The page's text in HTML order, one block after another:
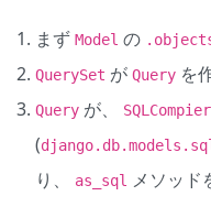
まず Model の
QuerySet が Query を
Query が、 SQLCompier
(
り、
as_sql メソッド